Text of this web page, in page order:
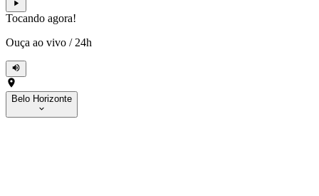
Tocando agora!
Ouça ao vivo / 24h
Belo Horizonte